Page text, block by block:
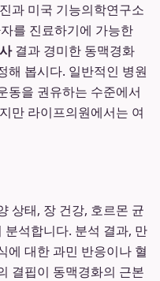
과 미국 기능의학연구소
를 진료하기에 가능한
결과 경미한 동맥경화
해 봅시다. 일반적인 병원
동을 권유하는 수준에서
만 라이프의원에서는 여
상태, 장 건강, 호르몬 균
석합니다. 분석 결과, 만
에 대한 과민 반응이나 혈
결핍이 동맥경화의 근본